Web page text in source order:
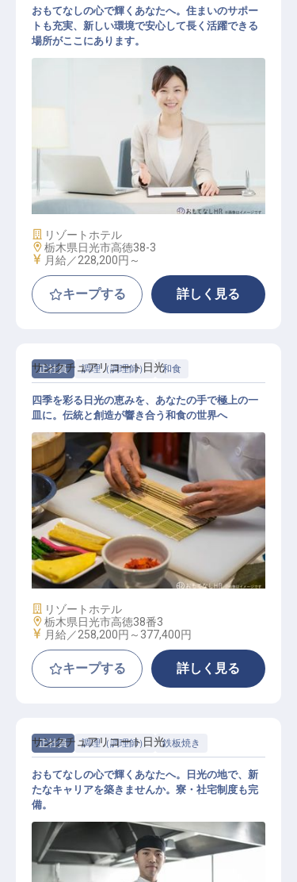
経理（実務経験者）
おもてなしの心で輝くあなたへ。住まいのサポー
トも充実、新しい環境で安心して長く活躍できる
場所がここにあります。
施設業態
リゾートホテル
勤務地
栃木県日光市高徳38-3
給与
月給／228,200円～
キープする 詳しく見る
正社員 調理（調理師） 和食
和食調理
サンクチュアリコート日光
四季を彩る日光の恵みを、あなたの手で極上の一
皿に。伝統と創造が響き合う和食の世界へ
施設業態
リゾートホテル
勤務地
栃木県日光市高徳38番3
給与
月給／258,200円～ 377,400円
キープする 詳しく見る
正社員 調理（調理師） 鉄板焼き
サンクチュアリコート日光
おもてなしの心で輝くあなたへ。日光の地で、新
たなキャリアを築きませんか。寮・社宅制度も完
備。